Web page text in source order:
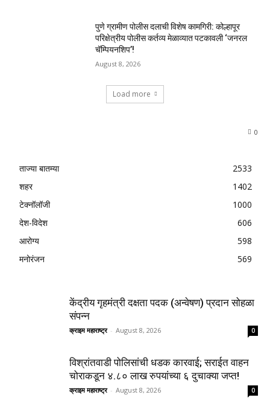
पुणे ग्रामीण पोलीस दलाची विशेष कामगिरी: कोल्हापूर
परिक्षेत्रीय पोलीस कर्तव्य मेळाव्यात पटकावली ‘जनरल
चॅम्पियनशिप’!
August 8, 2026
Load more
0
ताज्या बातम्या
2533
शहर
1402
टेक्नॉलॉजी
1000
देश-विदेश
606
आरोग्य
598
मनोरंजन
569
केंद्रीय गृहमंत्री दक्षता पदक (अन्वेषण) प्रदान सोहळा
संपन्न
क्राइम महाराष्ट्र - August 8, 2026 0
विश्रांतवाडी पोलिसांची धडक कारवाई; सराईत वाहन
चोराकडून ४.८० लाख रुपयांच्या ६ दुचाक्या जप्त!
क्राइम महाराष्ट्र - August 8, 2026 0